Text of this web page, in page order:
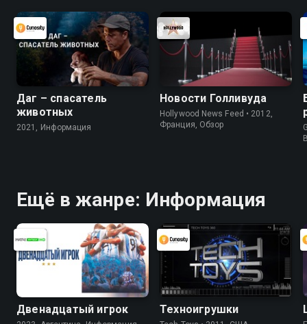
Даг – спасатель
животных
2021, Информация
Новости Голливуда
Hollywood News Feed • 2012,
Франция, Обзор
Ещё в жанре: Информация
Двенадцатый игрок Техноигрушки